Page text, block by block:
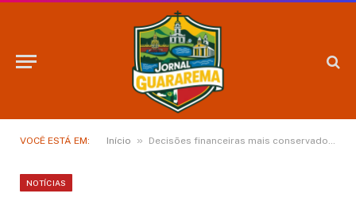
VOCÊ ESTÁ EM: Início » Decisões financeiras mais conservadoras: Por que isso acontece nas empresas?
NOTÍCIAS